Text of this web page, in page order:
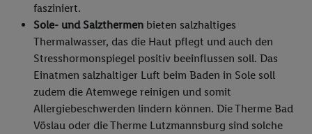
fasziniert.
Sole- und Salzthermen bieten salzhaltiges
Thermalwasser, das die Haut pflegt und auch den
Stresshormonspiegel positiv beeinflussen soll. Das
Einatmen salzhaltiger Luft beim Baden in Sole soll
zudem die Atemwege reinigen und somit
Allergiebeschwerden lindern können. Die Therme Bad
Vöslau oder die Therme Lutzmannsburg sind solche